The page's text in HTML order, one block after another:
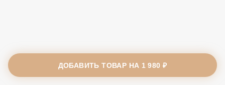
ДОБАВИТЬ ТОВАР НА 1 980 ₽